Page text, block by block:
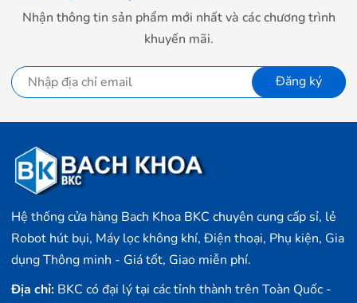
Thuật toán cốt lõi của AI được cải tiến- Không bao giờ
lạc lối
Được hỗ trợ bởi bộ xử lý lõi tứ A35 với hiệu suất tính
toán mạnh mẽ, cùng với thuật toán SLAM, nó có thể
nhanh chóng xử lý thông tin cảm biến và điều chỉnh
Nhận thông tin sản phẩm mới nhất và các chương trình
khuyến mãi.
Đăng ký
Hệ thống cửa hàng Bach Khoa BKC chuyên cung cấp sỉ, lẻ
Robot hút bụi, Máy lọc không khí, Điện thoại, Phụ kiện, Gia
dụng Thông minh - Giá tốt, Giao miễn phí.
Địa chỉ: BKC có đại lý tại các tỉnh thành trên Toàn Quốc -